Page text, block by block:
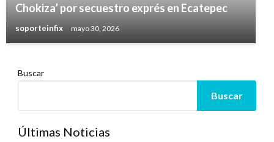
Chokiza’ por secuestro exprés en Ecatepec
soporteinfix mayo 30, 2026
Buscar
Buscar
Últimas Noticias